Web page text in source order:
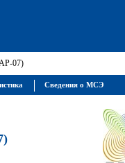
07)
Сведения о МСЭ